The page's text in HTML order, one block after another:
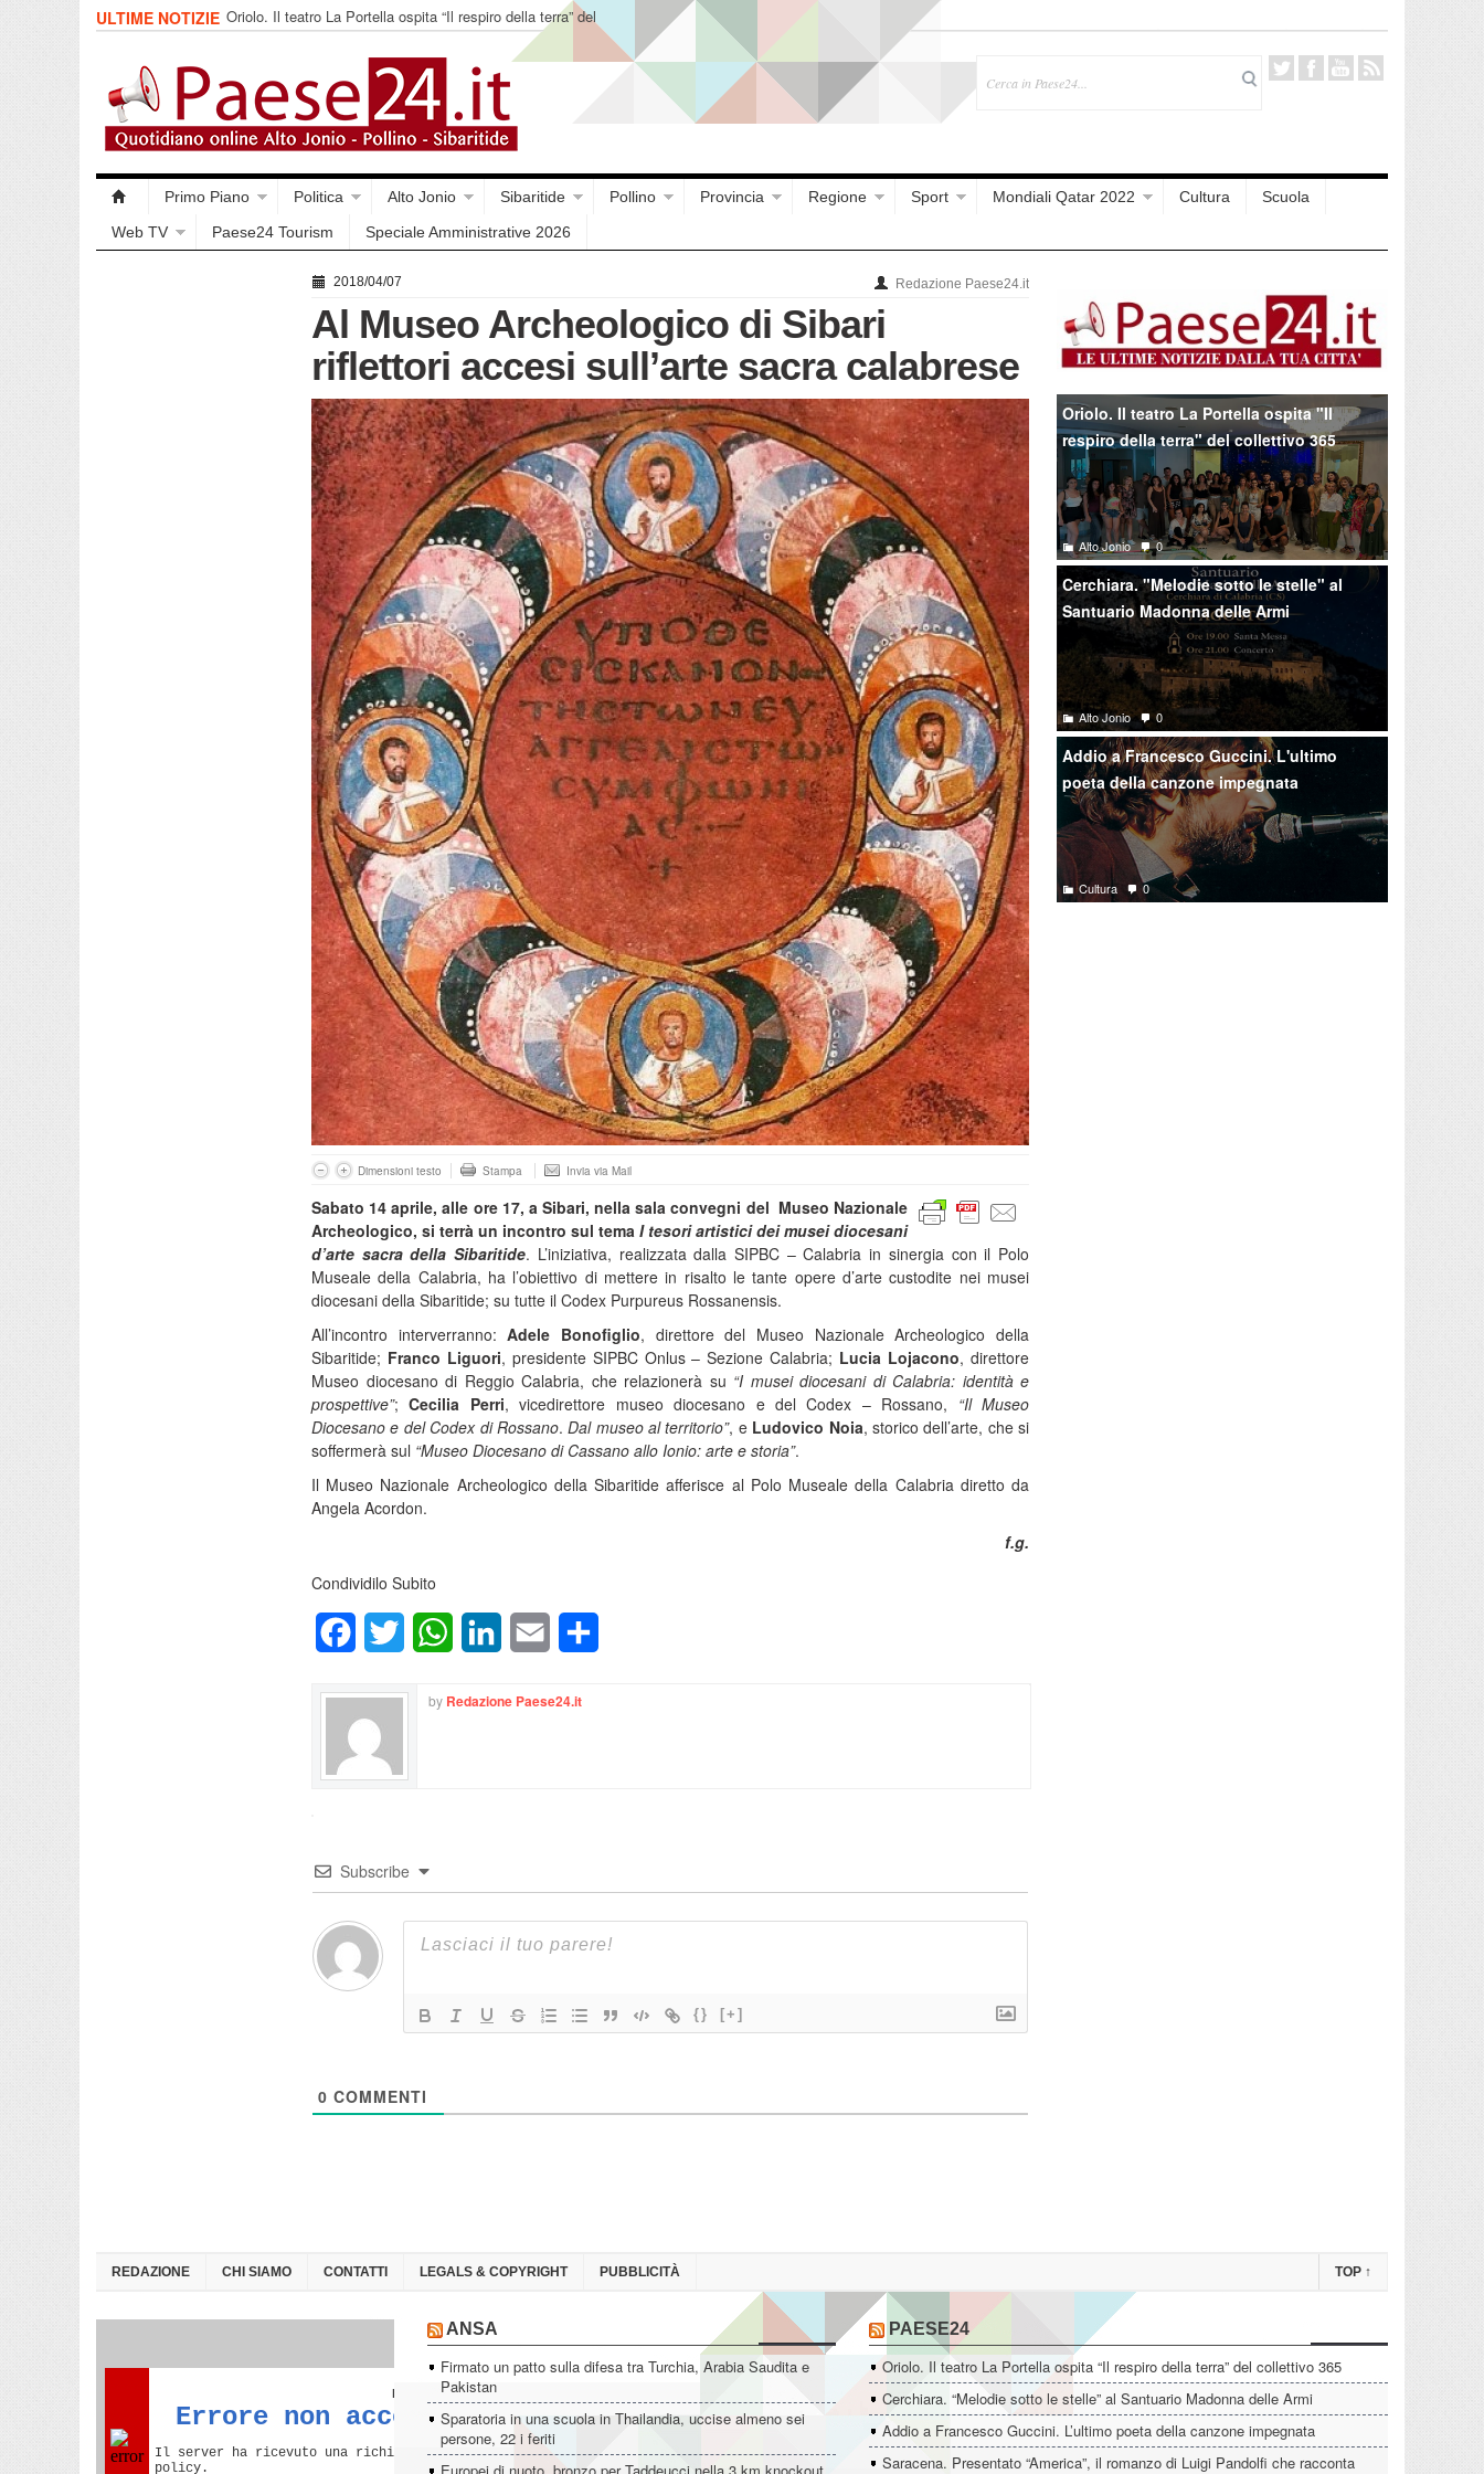
ULTIME NOTIZIE Oriolo. Il teatro La Portella ospita “Il respiro della terra” del
collettivo 365
Primo Piano Politica Alto Jonio Sibaritide Pollino Provincia Regione Sport Mondiali Qatar 2022 Cultura
Scuola
Web TV
Paese24 Tourism Speciale Amministrative 2026
2018/04/07 Redazione Paese24.it
Al Museo Archeologico di Sibari
riflettori accesi sull’arte sacra calabrese
Dimensioni testo Stampa Invia via Mail
Sabato 14 aprile, alle ore 17, a Sibari, nella sala convegni del Museo Nazionale
Archeologico, si terrà un incontro sul tema I tesori artistici dei musei diocesani
d’arte sacra della Sibaritide. L’iniziativa, realizzata dalla SIPBC – Calabria in sinergia con il Polo
Museale della Calabria, ha l’obiettivo di mettere in risalto le tante opere d’arte custodite nei musei
diocesani della Sibaritide; su tutte il Codex Purpureus Rossanensis.
All’incontro interverranno:Adele Bonofiglio, direttore del Museo Nazionale Archeologico della
Sibaritide; Franco Liguori, presidente SIPBC Onlus – Sezione Calabria; Lucia Lojacono, direttore
Museo diocesano di Reggio Calabria, che relazionerà su “I musei diocesani di Calabria: identità e
prospettive”;Cecilia Perri, vicedirettore museo diocesano e del Codex – Rossano, “Il Museo
Diocesano e del Codex di Rossano. Dal museo al territorio”, e Ludovico Noia, storico dell’arte, che si
soffermerà sul “Museo Diocesano di Cassano allo Ionio: arte e storia”.
Il Museo Nazionale Archeologico della Sibaritide afferisce al Polo Museale della Calabria diretto da
Angela Acordon.
f.g.
Condividilo Subito
FacebookTwitter WhatsAppLinkedInEmail
by Redazione Paese24.it
Subscribe
{} [+]
0 COMMENTI
Oriolo. Il teatro La Portella ospita "Il
respiro della terra" del collettivo 365
Alto Jonio 0
Cerchiara. "Melodie sotto le stelle" al
Santuario Madonna delle Armi
Alto Jonio 0
Addio a Francesco Guccini. L'ultimo
poeta della canzone impegnata
Cultura 0
REDAZIONE CHI SIAMO CONTATTI LEGALS & COPYRIGHT PUBBLICITÀ TOP ↑
ANSA
Firmato un patto sulla difesa tra Turchia, Arabia Saudita e
Pakistan
Sparatoria in una scuola in Thailandia, uccise almeno sei
persone, 22 i feriti
PAESE24
Oriolo. Il teatro La Portella ospita “Il respiro della terra” del collettivo 365
Cerchiara. “Melodie sotto le stelle” al Santuario Madonna delle Armi
Addio a Francesco Guccini. L’ultimo poeta della canzone impegnata
Saracena. Presentato “America”, il romanzo di Luigi Pandolfi che racconta